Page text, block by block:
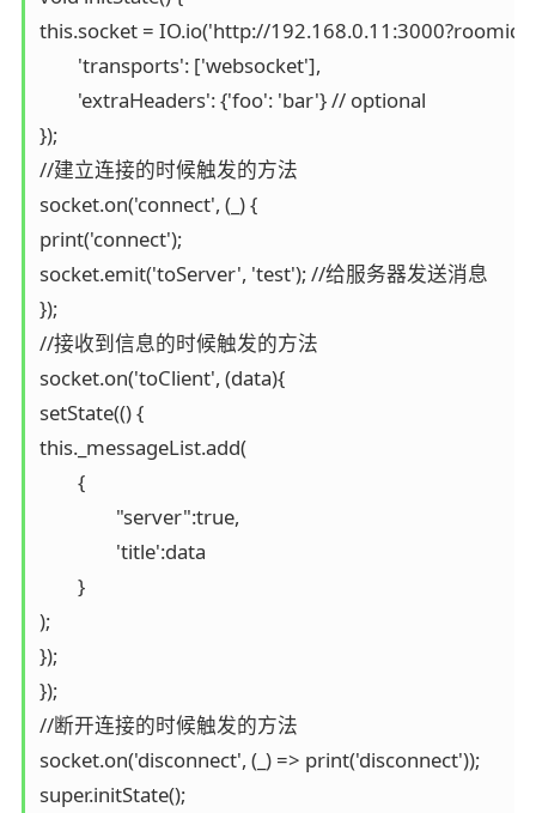
this.socket = IO.io('http://
});
//建立连接的时候触发的方法
socket.on('connect', (_) {
print('connect');
socket.emit('toServer', 'test'); //给服务器发送消息
});
//接收到信息的时候触发的方法
socket.on('toClient', (data){
setState(() {
this._messageList.add(
);
});
});
//断开连接的时候触发的方法
socket.on('disconnect', (_) => print('disconnect'));
super.initState();